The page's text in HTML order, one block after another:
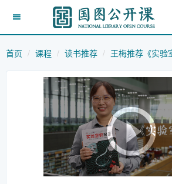
首页 课程 读书推荐 王梅推荐《实验